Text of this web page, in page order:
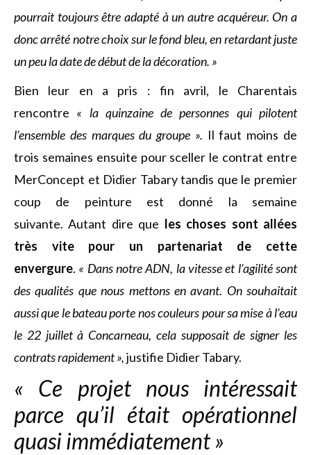
pourrait toujours être adapté à un autre acquéreur. On a
donc arrêté notre choix sur le fond bleu, en retardant juste
un peu la date de début de la décoration. »
Bien leur en a pris : fin avril, le Charentais
rencontre « la quinzaine de personnes qui pilotent
l’ensemble des marques du groupe ». Il faut moins de
trois semaines ensuite pour sceller le contrat entre
MerConcept et Didier Tabary tandis que le premier
coup de peinture est donné la semaine
suivante. Autant dire que les choses sont allées
très vite pour un partenariat de cette
envergure. « Dans notre ADN, la vitesse et l’agilité sont
des qualités que nous mettons en avant. On souhaitait
aussi que le bateau porte nos couleurs pour sa mise à l’eau
le 22 juillet à Concarneau, cela supposait de signer les
contrats rapidement »,justifie Didier Tabary.
« Ce projet nous intéressait
parce qu’il était opérationnel
quasi immédiatement »